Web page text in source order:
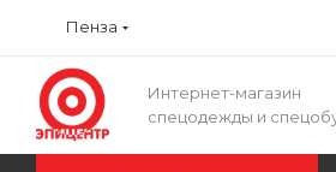
Пенза
Интернет-магазин
спецодежды и